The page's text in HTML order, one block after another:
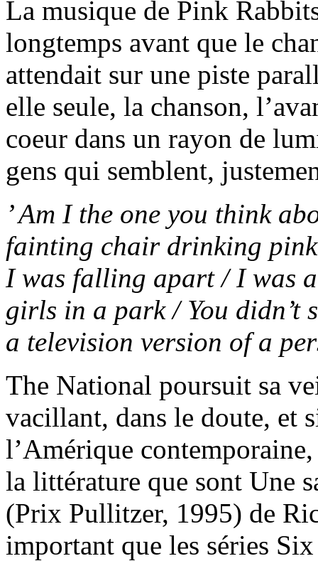
La musique de Pink
longtemps avant que le
attendait sur une piste
elle seule, la chanson,
coeur dans un rayon de
gens qui semblent,
’ Am I the one you think
fainting chair drinking pink
I was falling apart / I was
girls in a park / You didn’t
a television version of a
The National poursuit sa
vacillant, dans le doute, et
l’Amérique
la littérature que sont Une
(Prix Pullitzer, 1995) de
important que les séries